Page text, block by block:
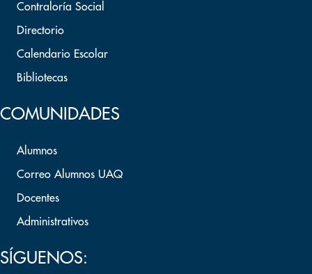
Contraloría Social
Directorio
Calendario Escolar
Bibliotecas
COMUNIDADES
Alumnos
Correo Alumnos UAQ
Docentes
Administrativos
SÍGUENOS: